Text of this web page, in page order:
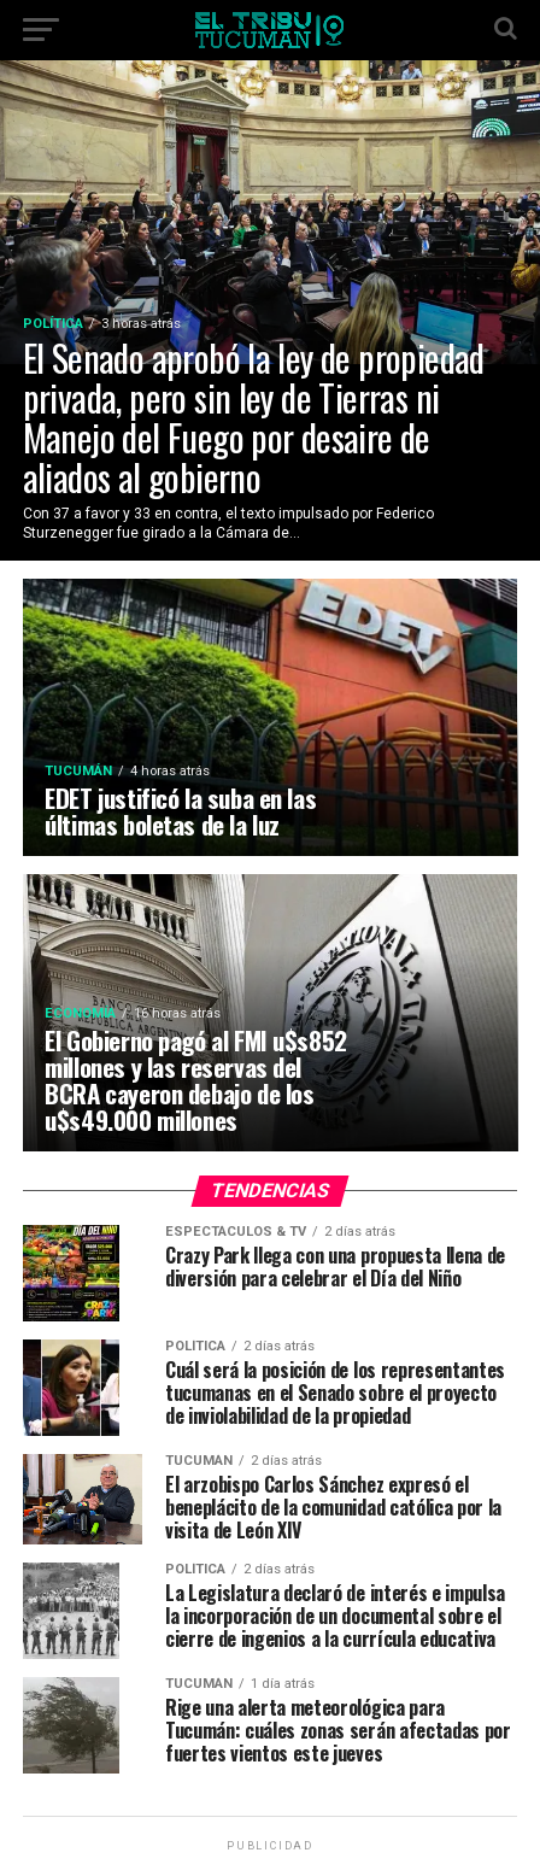
POLÍTICA 3 horas atrás
El Senado aprobó la ley de propiedad
privada, pero sin ley de Tierras ni
Manejo del Fuego por desaire de
aliados al gobierno
Con 37 a favor y 33 en contra, el texto impulsado por Federico
Sturzenegger fue girado a la Cámara de...
TUCUMÁN 4 horas atrás
EDET justificó la suba en las
últimas boletas de la luz
ECONOMÍA 16 horas atrás
El Gobierno pagó al FMI u$s852
millones y las reservas del
BCRA cayeron debajo de los
u$s49.000 millones
TENDENCIAS
ESPECTÁCULOS & TV 2 días atrás
Crazy Park llega con una propuesta llena de
diversión para celebrar el Día del Niño
POLÍTICA 2 días atrás
Cuál será la posición de los representantes
tucumanas en el Senado sobre el proyecto
de inviolabilidad de la propiedad
TUCUMÁN 2 días atrás
El arzobispo Carlos Sánchez expresó el
beneplácito de la comunidad católica por la
visita de León XIV
POLÍTICA 2 días atrás
La Legislatura declaró de interés e impulsa
la incorporación de un documental sobre el
cierre de ingenios a la currícula educativa
TUCUMÁN 1 día atrás
Rige una alerta meteorológica para
Tucumán: cuáles zonas serán afectadas por
fuertes vientos este jueves
PUBLICIDAD